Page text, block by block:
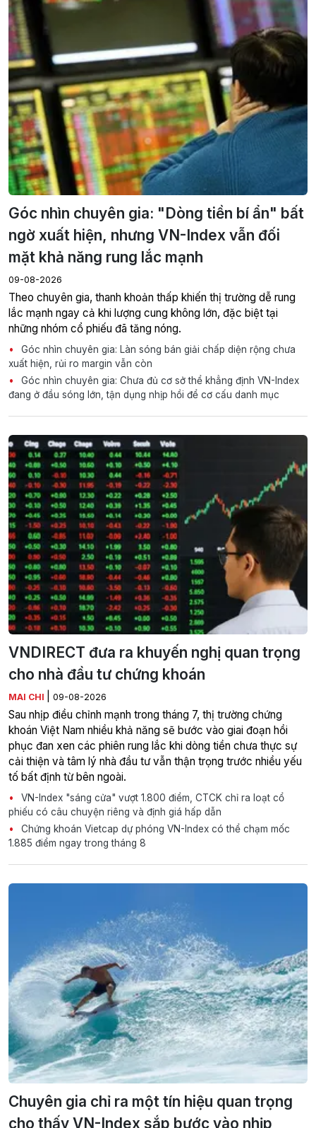
Góc nhìn chuyên gia: "Dòng tiền bí ẩn" bất
ngờ xuất hiện, nhưng VN-Index vẫn đối
mặt khả năng rung lắc mạnh
09-08-2026
Theo chuyên gia, thanh khoản thấp khiến thị trường dễ rung
lắc mạnh ngay cả khi lượng cung không lớn, đặc biệt tại
những nhóm cổ phiếu đã tăng nóng.
Góc nhìn chuyên gia: Làn sóng bán giải chấp diện rộng chưa
xuất hiện, rủi ro margin vẫn còn
Góc nhìn chuyên gia: Chưa đủ cơ sở thể khẳng định VN-Index
đang ở đầu sóng lớn, tận dụng nhịp hồi để cơ cấu danh mục
VNDIRECT đưa ra khuyến nghị quan trọng
cho nhà đầu tư chứng khoán
MAI CHI 09-08-2026
Sau nhịp điều chỉnh mạnh trong tháng 7, thị trường chứng
khoán Việt Nam nhiều khả năng sẽ bước vào giai đoạn hồi
phục đan xen các phiên rung lắc khi dòng tiền chưa thực sự
cải thiện và tâm lý nhà đầu tư vẫn thận trọng trước nhiều yếu
tố bất định từ bên ngoài.
VN-Index "sáng cửa" vượt 1.800 điểm, CTCK chỉ ra loạt cổ
phiếu có câu chuyện riêng và định giá hấp dẫn
Chứng khoán Vietcap dự phóng VN-Index có thể chạm mốc
1.885 điểm ngay trong tháng 8
Chuyên gia chỉ ra một tín hiệu quan trọng
cho thấy VN-Index sắp bước vào nhịp